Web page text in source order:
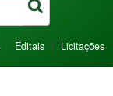
Editais Licitações